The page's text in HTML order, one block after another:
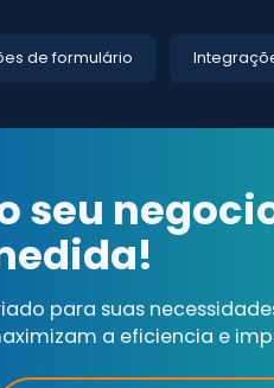
de formulário
para suas
a eficiencia e